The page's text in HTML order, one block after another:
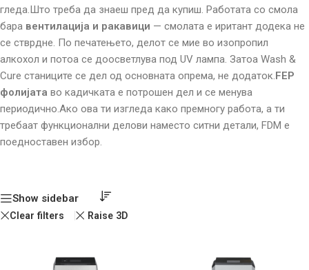
гледа.Што треба да знаеш пред да купиш. Работата со смола
бара вентилација и ракавици — смолата е иритант додека не
се стврдне. По печатењето, делот се мие во изопропил
алкохол и потоа се доосветлува под UV лампа. Затоа Wash &
Cure станиците се дел од основната опрема, не додаток.FEP
фолијата во кадичката е потрошен дел и се менува
периодично.Ако ова ти изгледа како премногу работа, а ти
требаат функционални делови наместо ситни детали, FDM е
поедноставен избор.
Show sidebar
Clear filters Raise 3D